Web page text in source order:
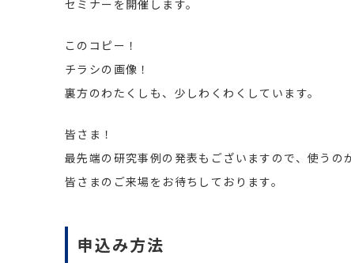
セミナーを開催します。
このコピー！
チラシの画像！
裏方のわたくしも、少しわくわくしています。
皆さま！
最先端の研究事例の発表もございますので、使うの
皆さまのご来場をお待ちしております。
申込み方法